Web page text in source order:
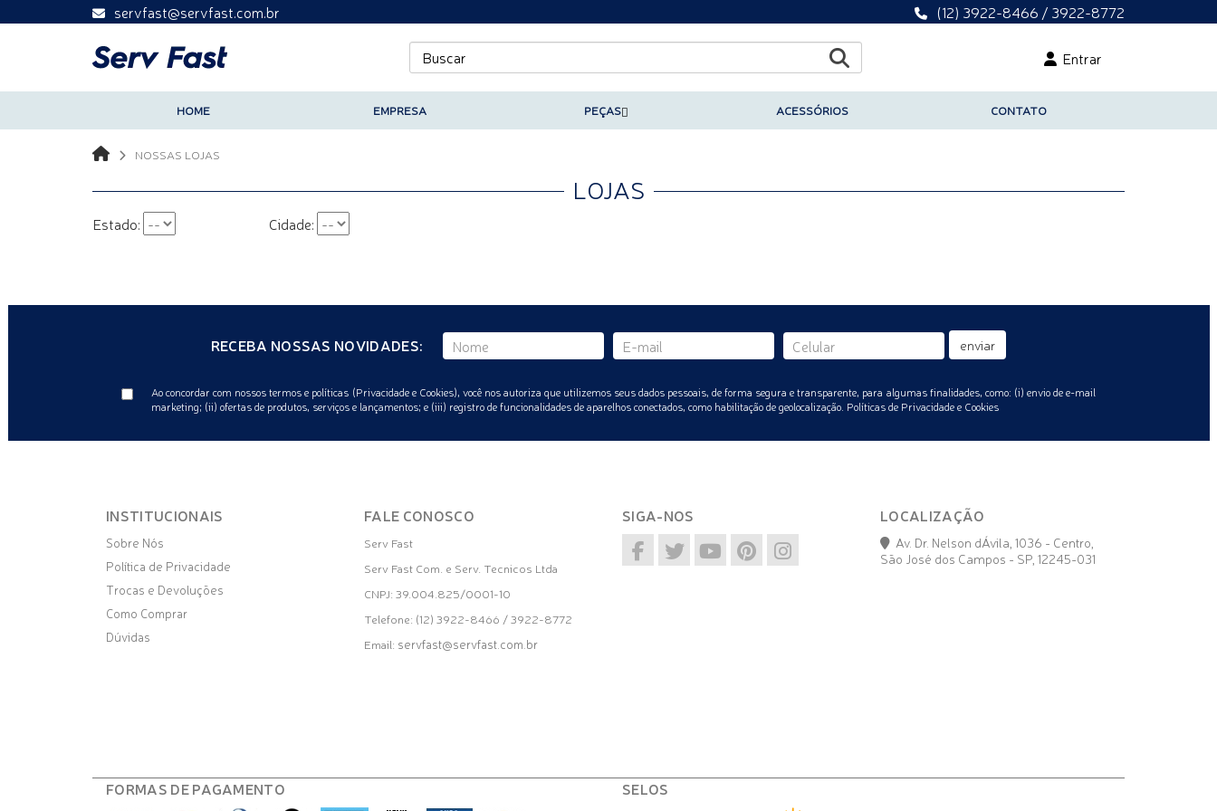
servfast@servfast.com.br (12) 3922-8466 / 3922-8772
Entrar
HOME EMPRESA PEÇAS ACESSÓRIOS CONTATO
NOSSAS LOJAS
LOJAS
Estado: Cidade:
RECEBA NOSSAS NOVIDADES: enviar
Ao concordar com nossos termos e políticas (Privacidade e Cookies), você nos autoriza que utilizemos seus dados pessoais, de forma segura e transparente, para algumas finalidades, como: (i) envio de e-mail
marketing; (ii) ofertas de produtos, serviços e lançamentos; e (iii) registro de funcionalidades de aparelhos conectados, como habilitação de geolocalização. Políticas de Privacidade e Cookies
INSTITUCIONAIS
Sobre Nós
Política de Privacidade
Trocas e Devoluções
Como Comprar
Dúvidas
FALE CONOSCO
Serv Fast
Serv Fast Com. e Serv. Tecnicos Ltda
CNPJ: 39.004.825/0001-10
Telefone: (12) 3922-8466 / 3922-8772
Email: servfast@servfast.com.br
SIGA-NOS LOCALIZAÇÃO
Av. Dr. Nelson dÁvila, 1036 - Centro,
São José dos Campos - SP, 12245-031
FORMAS DE PAGAMENTO SELOS